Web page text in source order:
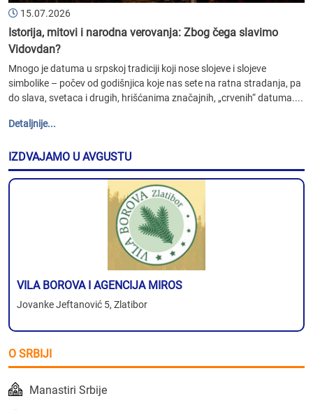
15.07.2026
Istorija, mitovi i narodna verovanja: Zbog čega slavimo
Vidovdan?
Mnogo je datuma u srpskoj tradiciji koji nose slojeve i slojeve
simbolike – počev od godišnjica koje nas sete na ratna stradanja, pa
do slava, svetaca i drugih, hrišćanima značajnih, „crvenih“ datuma....
Detaljnije...
IZDVAJAMO U AVGUSTU
VILA BOROVA I AGENCIJA MIROS
Jovanke Jeftanović 5, Zlatibor
O SRBIJI
Manastiri Srbije